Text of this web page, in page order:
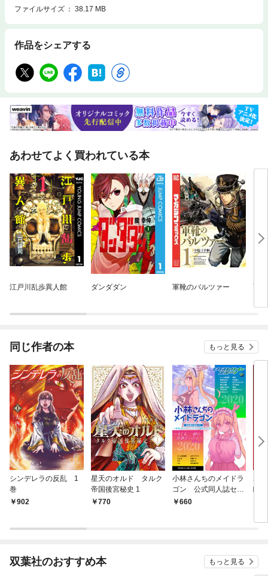
ファイルサイズ
38.17 MB
作品をシェアする
あわせてよく買われている本
江戸川乱歩異人館 ダンダダン 軍靴のバルツァー 百
同じ作者の本 もっと見る
シンデレラの反乱 1
巻
902
星天のオルド タルク
帝国後宮秘史 1
770
小林さんちのメイドラ
ゴン 公式同人誌セッ
ト～制服で恋！スポー
660
乙
瞳
双葉社のおすすめ本 もっと見る